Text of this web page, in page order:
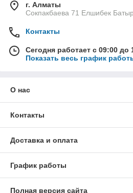
г. Алматы
Сокпакбаева 71 Елшибек
Контакты
Сегодня работает с 09:00 до
Показать весь график
О нас
Контакты
Доставка и оплата
График работы
Полная версия сайта